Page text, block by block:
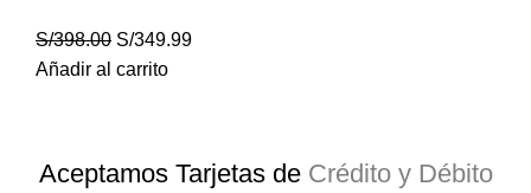
S/398.00 S/349.99
Añadir al carrito
Aceptamos Tarjetas de Crédito y Débito